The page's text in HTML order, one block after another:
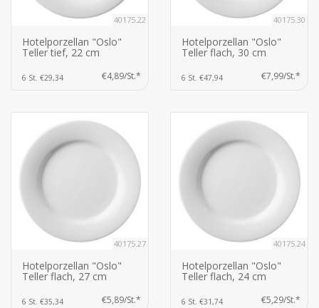
40175.22
Hotelporzellan "Oslo"
Teller tief, 22 cm
6 St. €29,34 €4,89/St.*
40175.30
Hotelporzellan "Oslo"
Teller flach, 30 cm
6 St. €47,94 €7,99/St.*
40175.27
Hotelporzellan "Oslo"
Teller flach, 27 cm
6 St. €35,34 €5,89/St.*
40175.24
Hotelporzellan "Oslo"
Teller flach, 24 cm
6 St. €31,74 €5,29/St.*